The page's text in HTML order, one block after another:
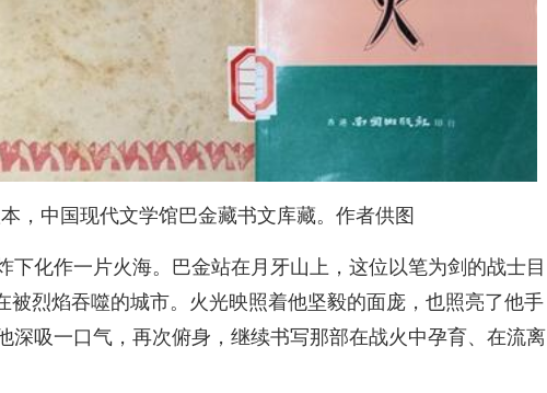
，中国现代文学馆巴金藏书文库藏。作者供图
下化作一片火海。巴金站在月牙山上，这位以笔为剑的战士目
被烈焰吞噬的城市。火光映照着他坚毅的面庞，也照亮了他手
深吸一口气，再次俯身，继续书写那部在战火中孕育、在流离